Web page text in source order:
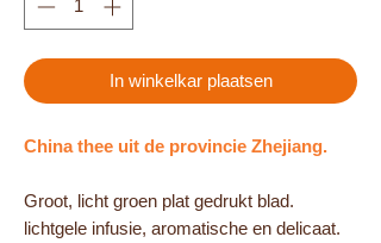
In winkelkar plaatsen
China thee uit de provincie Zhejiang.
Groot, licht groen plat gedrukt blad.
lichtgele infusie, aromatische en delicaat.